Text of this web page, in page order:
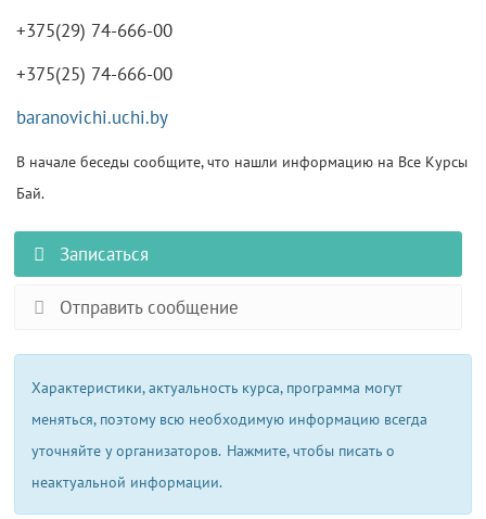
+375(29) 74-666-00
+375(25) 74-666-00
baranovichi.uchi.by
В начале беседы сообщите, что нашли информацию на Все Курсы
Бай.
Записаться
Отправить сообщение
Характеристики, актуальность курса, программа могут
меняться, поэтому всю необходимую информацию всегда
уточняйте у организаторов. Нажмите, чтобы писать о
неактуальной информации.